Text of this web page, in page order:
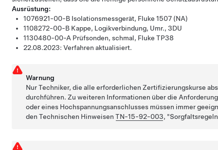
Ausrüstung:
1076921-00-B Isolationsmessgerät, Fluke 1507 (NA)
1108272-00-B Kappe, Logikverbindung, Umr., 3DU
1130480-00-A Prüfsonden, schmal, Fluke TP38
22.08.2023: Verfahren aktualisiert.
Warnung
Nur Techniker, die alle erforderlichen Zertifizierungskurse
durchführen. Zu weiteren Informationen über die
oder eines Hochspannungsanschlusses müssen immer
den Technischen HinweisenTN-15-92-003,